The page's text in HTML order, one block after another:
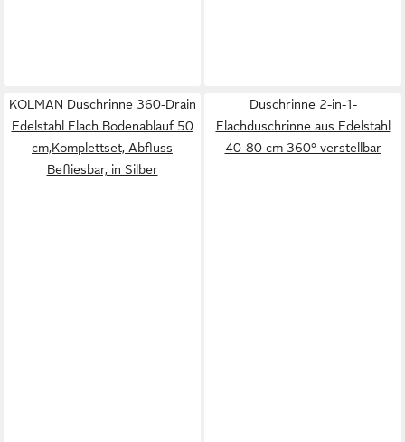
KOLMAN Duschrinne 360-Drain
Edelstahl Flach Bodenablauf 50
cm,Komplettset, Abfluss
Befliesbar, in Silber
Duschrinne 2-in-1-
Flachduschrinne aus Edelstahl
40-80 cm 360° verstellbar